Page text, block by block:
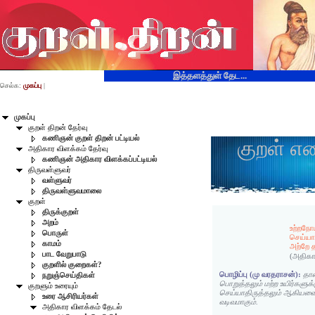
இத்தளத்துள் தேட...
முகப்பு
குறள் திறன் தேர்வு
கணிஞன் குறள் திறன் பட்டியல்
அதிகார விளக்கம் தேர்வு
கணிஞன் அதிகார விளக்கப்பட்டியல்
திருவள்ளுவர்
வள்ளுவர்
திருவள்ளுவமாலை
குறள்
திருக்குறள்
அறம்
பொருள்
காமம்
பாட வேறுபாடு
குறளில் குறைகள்?
நறுஞ்செய்திகள்
குறளும் உரையும்
உரை ஆசிரியர்கள்
அதிகார விளக்கம் தேடல்
செல்க: முகப்பு |
குறள்
அற்றே
பொழிப்பு (மு வரதராசன்):
பொறுத்தலும் மற்ற
செய்யாதிருத்தலும்
வடிவமாகும்.